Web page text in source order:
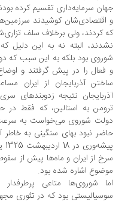
سرمایه‌داری تقسیم کرده بودند و
کوشیدند سرزمین‌هایی را
کردند، ولی برخلاف سلف تزاری‌شان، در
البته نه به این دلیل که ایران
بود بلکه به این سبب که
را در پیش گرفتند و اوضاع
آذربایجان از ایران مساعد
نتیجه زدوبندهای سری بین
به استالین، که فقط در حد یک
شوروی می‌خواست به سرعت به
نبود بهای سنگینی به خاطر آن‌ها
پیشه‌وری در
از ایران و ماه‌ها پیش از سقوط
اشاره شده بود.
شوروی‌ها متاعی پرطرفدار
بود که در تئوری مجهز به